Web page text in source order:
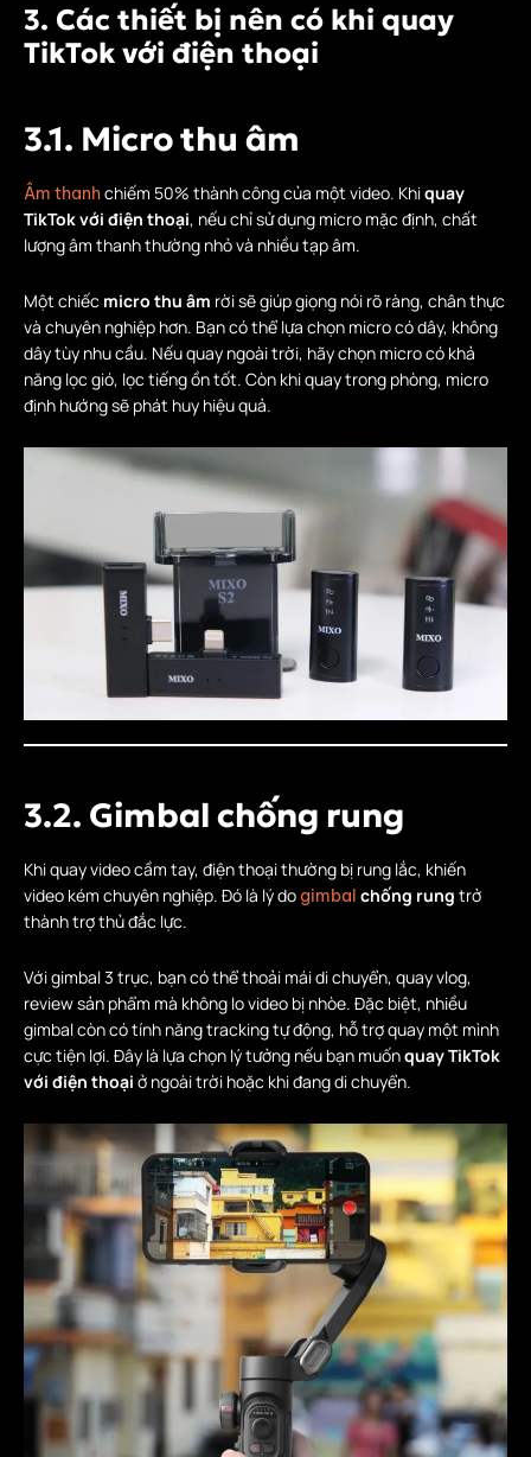
3. Các thiết bị nên có khi quay
TikTok với điện thoại
3.1. Micro thu âm
Âm thanhchiếm 50% thành công của một video. Khiquay
TikTok với điện thoại, nếu chỉ sử dụng micro mặc định, chất
lượng âm thanh thường nhỏ và nhiều tạp âm.
Một chiếc micro thu âm rời sẽ giúp giọng nói rõ ràng, chân thực
và chuyên nghiệp hơn. Bạn có thể lựa chọn micro có dây, không
dây tùy nhu cầu. Nếu quay ngoài trời, hãy chọn micro có khả
năng lọc gió, lọc tiếng ồn tốt. Còn khi quay trong phòng, micro
định hướng sẽ phát huy hiệu quả.
3.2. Gimbal chống rung
Khi quay video cầm tay, điện thoại thường bị rung lắc, khiến
video kém chuyên nghiệp. Đó là lý do gimbal chống rung trở
thành trợ thủ đắc lực.
Với gimbal 3 trục, bạn có thể thoải mái di chuyển, quay vlog,
review sản phẩm mà không lo video bị nhòe. Đặc biệt, nhiều
gimbal còn có tính năng tracking tự động, hỗ trợ quay một mình
cực tiện lợi. Đây là lựa chọn lý tưởng nếu bạn muốnquay TikTok
với điện thoại ở ngoài trời hoặc khi đang di chuyển.